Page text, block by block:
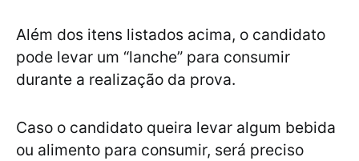
Além dos itens listados acima, o candidato
pode levar um “lanche” para consumir
durante a realização da prova.
Caso o candidato queira levar algum bebida
ou alimento para consumir, será preciso